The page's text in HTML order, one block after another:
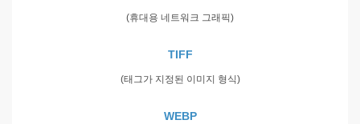
(휴대용 네트워크 그래픽)
TIFF
(태그가 지정된 이미지 형식)
WEBP